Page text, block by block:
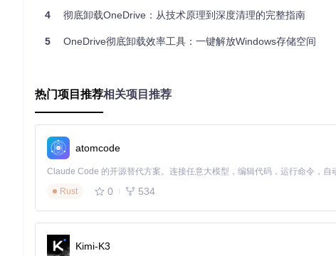
终止所有OneDrive相关进程
根据系统架构（32位/64位）卸载对应版本组件
删除用户目录及系统目录中的OneDrive文件夹
手动卸载备选方案
# 停止OneDrive进程
taskkill /f /im OneDrive.exe
# 卸载32位系统
%systemroot%\System32\OneDriveSetup.exe /uninstall
4 彻底卸载OneDrive：从技术原理到深度清理的完整指南
5 OneDrive彻底卸载效率工具：一键解放Windows存储空间
热门项目推荐相关项目推荐
atomcode
Rust
0 534
Kimi-K3